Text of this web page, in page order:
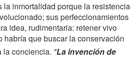
la inmortalidad porque la resistencia
sus perfeccionamientos
idea, rudimentaria: retener vivo
habría que buscar la conservación
la conciencia. "La invención de